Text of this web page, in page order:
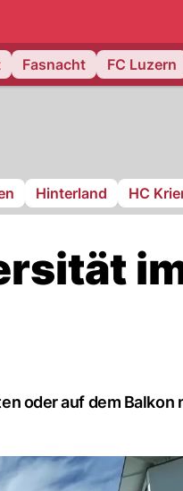
Fasnacht FC Luzern
Hinterland HC
oder auf dem Balkon